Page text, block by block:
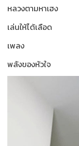
หลวงตามหาเฮง
เล่นให้ได้เลือด
เพลง
พลังของหัวใจ